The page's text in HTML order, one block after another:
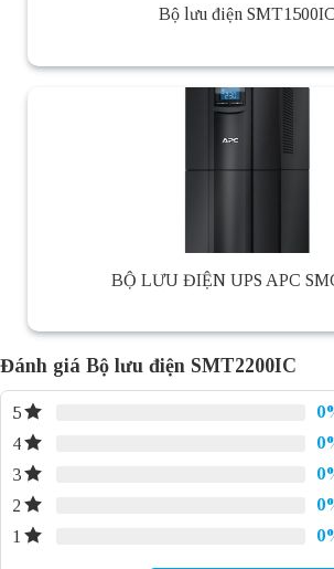
Bộ lưu điện SMT1500IC
BỘ LƯU ĐIỆN UPS APC
Đánh giá Bộ lưu điện SMT2200IC
5
4
3
2
1